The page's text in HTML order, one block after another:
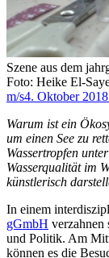
Szene aus dem
Foto: Heike El-
m/s4. Oktober 2018
Warum ist ein
um einen See zu
Wassertropfen
Wasserqualität im
künstlerisch
In einem
gGmbH verzahnen
und Politik. Am
können es die